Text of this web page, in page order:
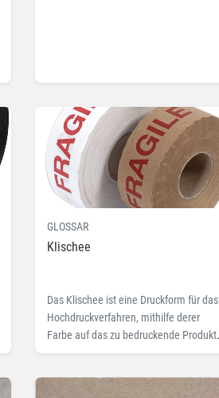
GLOSSAR
Klischee
Das Klischee ist eine Druckform für das
Hochdruckverfahren, mithilfe derer
Farbe auf das zu bedruckende Produkt
übertragen wird.